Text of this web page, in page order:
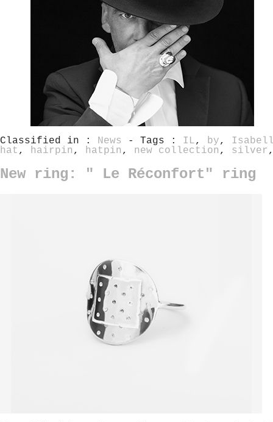
Classified in : News - Tags : IL, by,
hat , hairpin , hatpin , new collection , silver
New ring: " Le Réconfort" ring